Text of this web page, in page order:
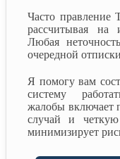
Часто правление
рассчитывая на
Любая
очередной
Я помогу вам
систему
жалобы включает
случай и
минимизирует